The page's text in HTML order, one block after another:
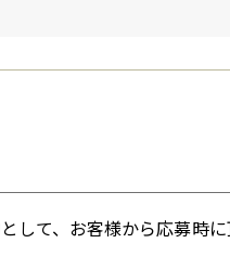
して、お客様から応募時